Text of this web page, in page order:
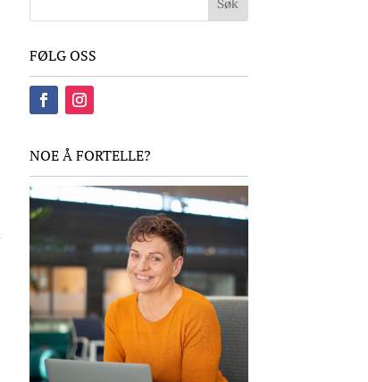
FØLG OSS
NOE Å FORTELLE?